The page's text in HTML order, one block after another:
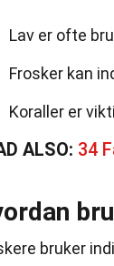
Lav er ofte
Frosker kan
Koraller er
ALSO: 34
bruker